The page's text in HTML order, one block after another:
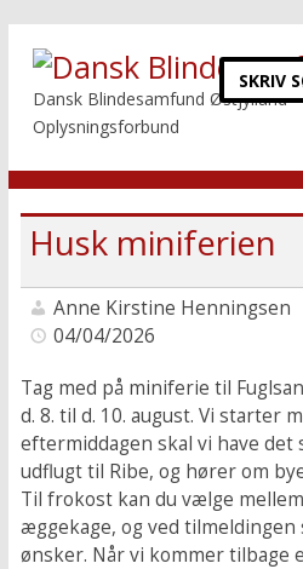
Dansk Blindesamfund Østjylland
Oplysningsforbund
Husk miniferien
Anne Kirstine Henningsen
04/04/2026
Tag med på miniferie til
d. 8. til d. 10. august. Vi starter
eftermiddagen skal vi have det
udflugt til Ribe, og hører om
Til frokost kan du vælge
æggekage, og ved
ønsker. Når vi kommer tilbage